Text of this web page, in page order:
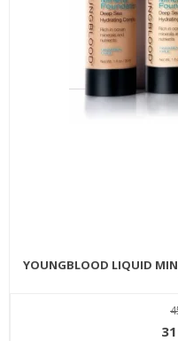
YOUNGBLOOD LIQUID